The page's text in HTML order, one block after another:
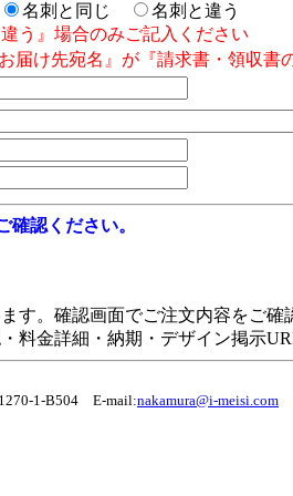
名刺と同じ
名刺と違う
う』場合のみご記入ください
け先宛名』が『請求書・領収書
確認ください。
す。確認画面でご注文内容をご確
料金詳細・納期・デザイン掲示
1-B504 E-mail:nakamura@i-meisi.com